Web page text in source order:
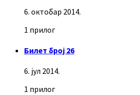
6. октобар 2014.
1 прилог
Билет број 26
6. јул 2014.
1 прилог